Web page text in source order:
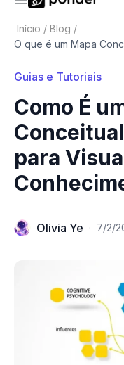
Início / Blog /
O que é um Mapa
Guias e Tutoriais
Como É
para
Olivia Ye · 7/2/